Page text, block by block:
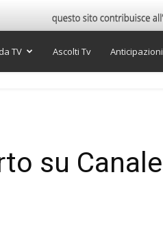
TV Ascolti Tv
su